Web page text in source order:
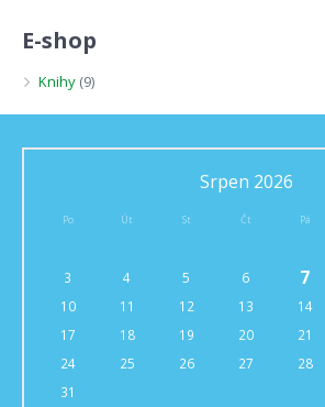
E-shop
Knihy (9)
Srpen 2026
Po Út St Čt Pá
3
4 5 6 7
10
11 12 13 14
17
18 19 20 21
24
25 26 27 28
31